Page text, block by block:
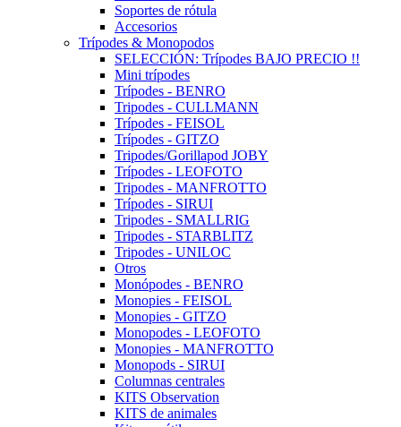
Soportes de rótula
Accesorios
Trípodes & Monopodos
SELECCIÓN: Trípodes BAJO PRECIO !!
Mini trípodes
Trípodes - BENRO
Tripodes - CULLMANN
Trípodes - FEISOL
Trípodes - GITZO
Tripodes/Gorillapod JOBY
Trípodes - LEOFOTO
Tripodes - MANFROTTO
Trípodes - SIRUI
Tripodes - SMALLRIG
Tripodes - STARBLITZ
Tripodes - UNILOC
Otros
Monópodes - BENRO
Monopies - FEISOL
Monopies - GITZO
Monopodes - LEOFOTO
Monopies - MANFROTTO
Monopods - SIRUI
Columnas centrales
KITS Observation
KITS de animales